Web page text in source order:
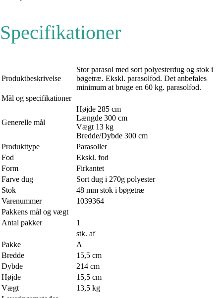
Specifikationer
Produktbeskrivelse
Stor parasol med sort polyesterdug og stok i
bøgetræ. Ekskl. parasolfod. Det anbefales
minimum at bruge en 60 kg. parasolfod.
Mål og specifikationer
Generelle mål
Højde 285 cm
Længde 300 cm
Vægt 13 kg
Bredde/Dybde 300 cm
Produkttype
Parasoller
Fod
Ekskl. fod
Form
Firkantet
Farve dug
Sort dug i 270g polyester
Stok
48 mm stok i bøgetræ
Varenummer
1039364
Pakkens mål og vægt
Antal pakker
1
stk. af
Pakke
A
Bredde
15,5 cm
Dybde
214 cm
Højde
15,5 cm
Vægt
13,5 kg